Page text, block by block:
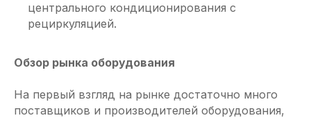
центрального кондиционирования с
рециркуляцией.
Обзор рынка оборудования
На первый взгляд на рынке достаточно много
поставщиков и производителей оборудования,